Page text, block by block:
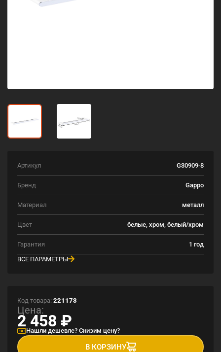
Артикул G30909-8
Бренд Gappo
Материал металл
Цвет белые, хром, белый/хром
Гарантия
1 год
ВСЕ ПАРАМЕТРЫ
Код товара: 221173
Цена:
2 458 ₽
Нашли дешевле? Снизим цену?
В КОРЗИНУ